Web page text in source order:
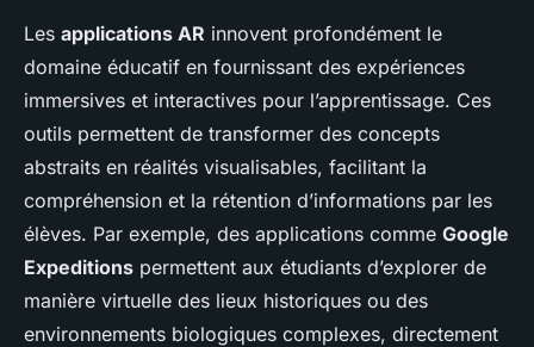
Les applications AR innovent profondément le
domaine éducatif en fournissant des expériences
immersives et interactives pour l’apprentissage. Ces
outils permettent de transformer des concepts
abstraits en réalités visualisables, facilitant la
compréhension et la rétention d’informations par les
élèves. Par exemple, des applications comme Google
Expeditions permettent aux étudiants d’explorer de
manière virtuelle des lieux historiques ou des
environnements biologiques complexes, directement